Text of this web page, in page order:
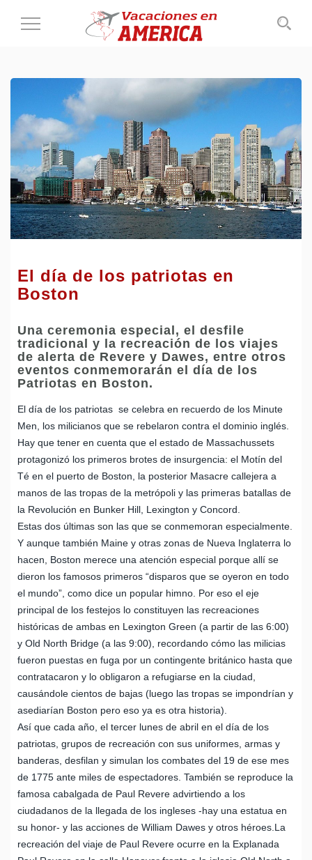
Cambiar
navegación
El día de los patriotas en
Boston
Una ceremonia especial, el desfile
tradicional y la recreación de los viajes
de alerta de Revere y Dawes, entre otros
eventos conmemorarán el día de los
Patriotas en Boston.
El día de los patriotas se celebra en recuerdo de los Minute
Men, los milicianos que se rebelaron contra el dominio inglés.
Hay que tener en cuenta que el estado de Massachussets
protagonizó los primeros brotes de insurgencia: el Motín del
Té en el puerto de Boston, la posterior Masacre callejera a
manos de las tropas de la metrópoli y las primeras batallas de
la Revolución en Bunker Hill, Lexington y Concord.
Estas dos últimas son las que se conmemoran especialmente.
Y aunque también Maine y otras zonas de Nueva Inglaterra lo
hacen, Boston merece una atención especial porque allí se
dieron los famosos primeros “disparos que se oyeron en todo
el mundo”, como dice un popular himno. Por eso el eje
principal de los festejos lo constituyen las recreaciones
históricas de ambas en Lexington Green (a partir de las 6:00)
y Old North Bridge (a las 9:00), recordando cómo las milicias
fueron puestas en fuga por un contingente británico hasta que
contratacaron y lo obligaron a refugiarse en la ciudad,
causándole cientos de bajas (luego las tropas se impondrían y
asediarían Boston pero eso ya es otra historia).
Así que cada año, el tercer lunes de abril en el día de los
patriotas, grupos de recreación con sus uniformes, armas y
banderas, desfilan y simulan los combates del 19 de ese mes
de 1775 ante miles de espectadores. También se reproduce la
famosa cabalgada de Paul Revere advirtiendo a los
ciudadanos de la llegada de los ingleses -hay una estatua en
su honor- y las acciones de William Dawes y otros héroes.La
recreación del viaje de Paul Revere ocurre en la Explanada